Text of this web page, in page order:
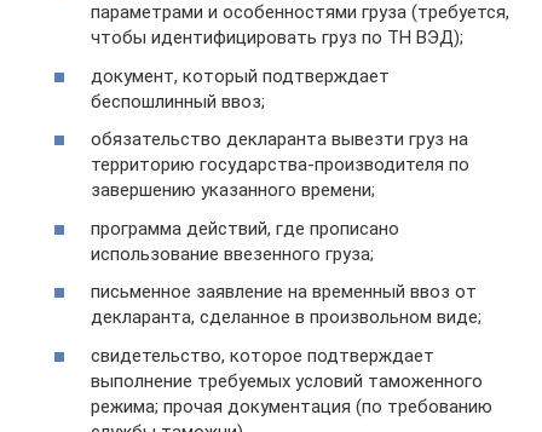
параметрами и особенностями груза (требуется,
чтобы идентифицировать груз по ТН ВЭД);
документ, который подтверждает
беспошлинный ввоз;
обязательство декларанта вывезти груз на
территорию государства-производителя по
завершению указанного времени;
программа действий, где прописано
использование ввезенного груза;
письменное заявление на временный ввоз от
декларанта, сделанное в произвольном виде;
свидетельство, которое подтверждает
выполнение требуемых условий таможенного
режима; прочая документация (по требованию